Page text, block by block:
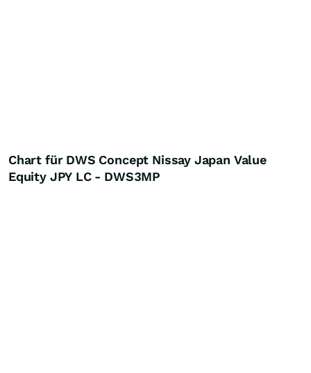
Chart für DWS Concept Nissay Japan Value
Equity JPY LC - DWS3MP